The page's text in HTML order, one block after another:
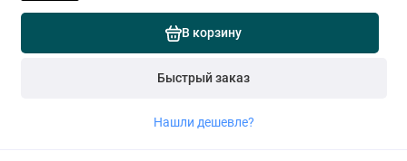
В корзину
Быстрый заказ
Нашли дешевле?